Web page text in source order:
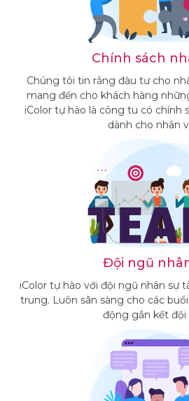
Chính sách
Chúng tôi tin rằng đàu tư cho
mang đến cho khách hàng
iColor tự hào là công tu có chính
dành cho nhân
Đội ngũ
iColor tự hào với đội ngũ nhân sự
trung. Luôn sãn sàng cho các
động gắn kết đội